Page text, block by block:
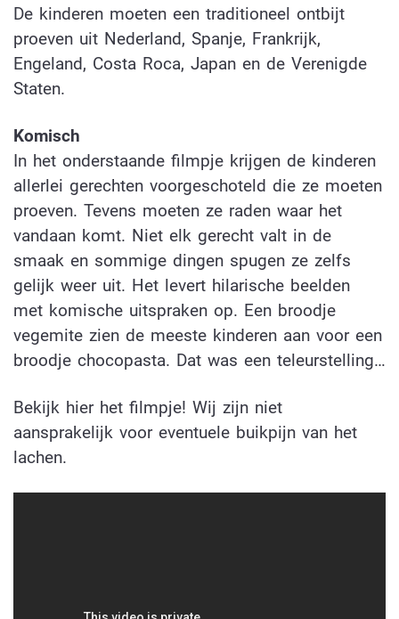
De kinderen moeten een traditioneel ontbijt
proeven uit Nederland, Spanje, Frankrijk,
Engeland, Costa Roca, Japan en de Verenigde
Staten.
Komisch
In het onderstaande filmpje krijgen de kinderen
allerlei gerechten voorgeschoteld die ze moeten
proeven. Tevens moeten ze raden waar het
vandaan komt. Niet elk gerecht valt in de
smaak en sommige dingen spugen ze zelfs
gelijk weer uit. Het levert hilarische beelden
met komische uitspraken op. Een broodje
vegemite zien de meeste kinderen aan voor een
broodje chocopasta. Dat was een teleurstelling…
Bekijk hier het filmpje! Wij zijn niet
aansprakelijk voor eventuele buikpijn van het
lachen.